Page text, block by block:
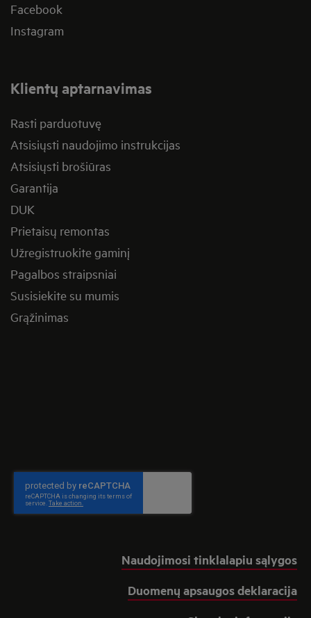
Facebook
Instagram
Klientų aptarnavimas
Rasti parduotuvę
Atsisiųsti naudojimo instrukcijas
Atsisiųsti brošiūras
Garantija
DUK
Prietaisų remontas
Užregistruokite gaminį
Pagalbos straipsniai
Susisiekite su mumis
Grąžinimas
Naudojimosi tinklalapiu sąlygos
Duomenų apsaugos deklaracija